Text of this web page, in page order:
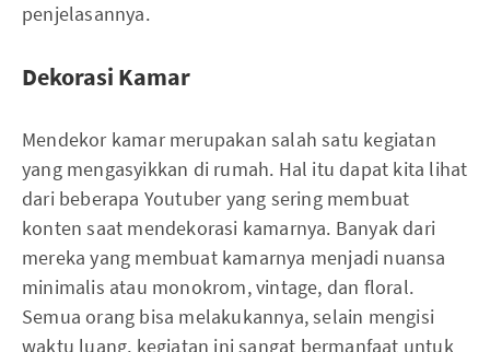
penjelasannya.
Dekorasi Kamar
Mendekor kamar merupakan salah satu kegiatan
yang mengasyikkan di rumah. Hal itu dapat kita lihat
dari beberapa Youtuber yang sering membuat
konten saat mendekorasi kamarnya. Banyak dari
mereka yang membuat kamarnya menjadi nuansa
minimalis atau monokrom, vintage, dan floral.
Semua orang bisa melakukannya, selain mengisi
waktu luang, kegiatan ini sangat bermanfaat untuk